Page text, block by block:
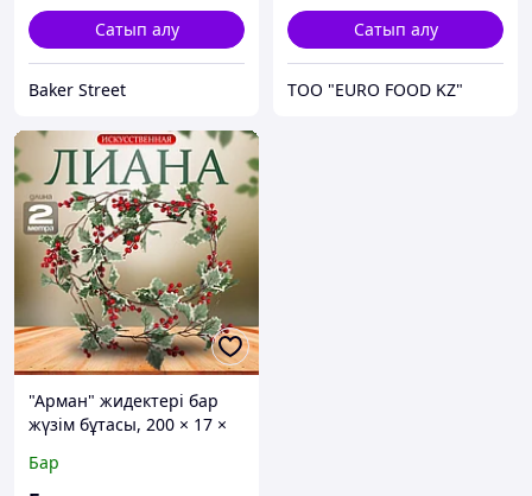
Сатып алу
Baker Street
Сатып алу
ТОО "EURO FOOD KZ"
"Арман" жидектері бар
жүзім бұтасы, 200 × 17 ×
Бар